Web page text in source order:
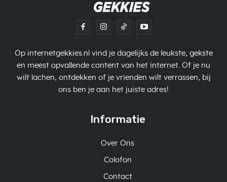
Op internetgekkies.nl vind je dagelijks de leukste, gekste
en meest opvallende content van het internet. Of je nu
wilt lachen, ontdekken of je vrienden wilt verrassen, bij
ons ben je aan het juiste adres!
Informatie
Over Ons
Colofon
Contact